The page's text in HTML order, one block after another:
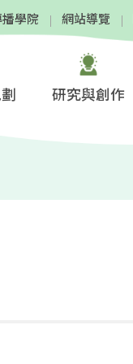
學院 網站導覽
研究與創作